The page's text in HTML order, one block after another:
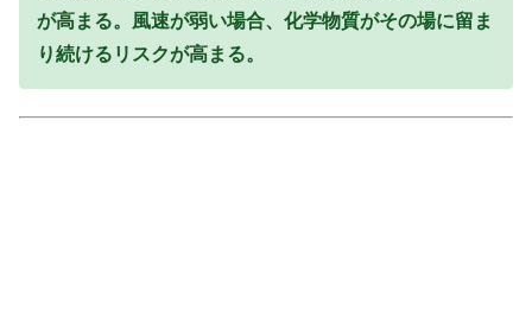
が高まる。風速が弱い場合、化学物質がその場に留ま
り続けるリスクが高まる。